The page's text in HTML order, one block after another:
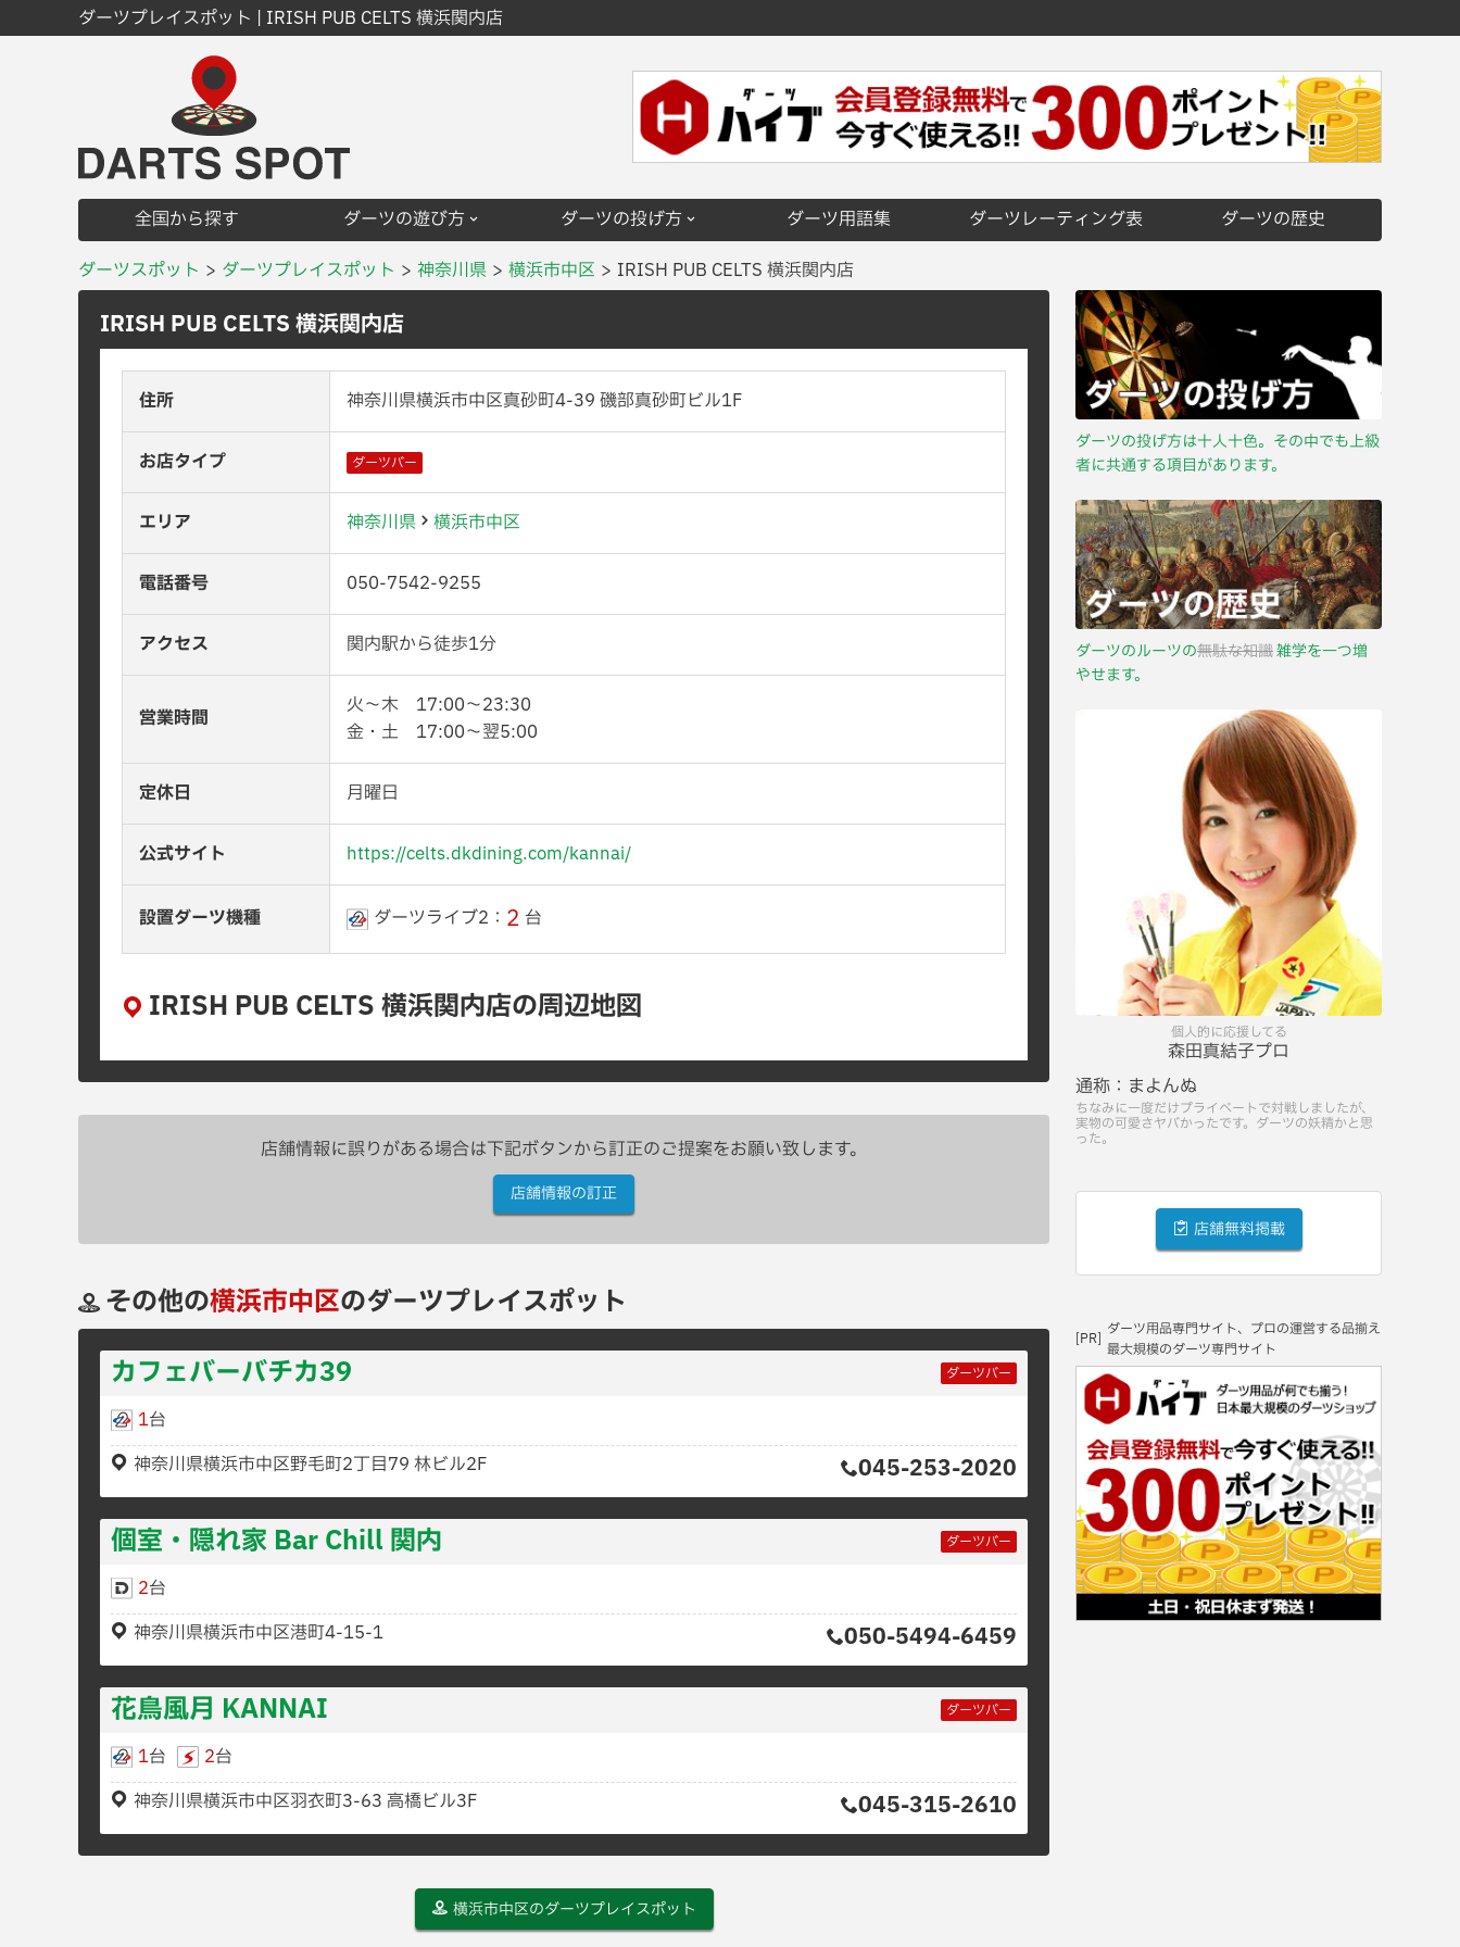
ダーツプレイスポット | IRISH PUB CELTS 横浜関内店
全国から探す ダーツの遊び方 ダーツの投げ方 ダーツ用語集 ダーツレーティング表
ダーツの歴史
ダーツスポット
ダーツプレイスポット 神奈川県 横浜市中区 IRISH PUB CELTS 横浜関内店
IRISH PUB CELTS 横浜関内店
住所 神奈川県横浜市中区真砂町4-39 磯部真砂町ビル1F
お店タイプ ダーツバー
エリア 神奈川県 横浜市中区
電話番号 050-7542-9255
アクセス 関内駅から徒歩1分
営業時間
火〜木 17:00〜23:30
金・土 17:00〜翌5:00
定休日 月曜日
公式サイト https://celts.dkdining.com/kannai/
設置ダーツ機種 ダーツライブ2： 2 台
IRISH PUB CELTS 横浜関内店の周辺地図
店舗情報に誤りがある場合は下記ボタンから訂正のご提案をお願い致します。
店舗情報の訂正
その他の横浜市中区のダーツプレイスポット
カフェバーバチカ39
ダーツバー
1台
神奈川県横浜市中区野毛町2丁目79 林ビル2F
045-253-2020
個室・隠れ家 Bar Chill 関内 ダーツバー
2台
神奈川県横浜市中区港町4-15-1
050-5494-6459
花鳥風月 KANNAI ダーツバー
1台 2台
神奈川県横浜市中区羽衣町3-63 高橋ビル3F
045-315-2610
横浜市中区のダーツプレイスポット
ダーツの投げ方は十人十色。その中でも上級
者に共通する項目があります。
ダーツのルーツの無駄な知識雑学を一つ増
やせます。
個人的に応援してる
森田真結子プロ
通称： まよんぬ
ちなみに一度だけプライベートで対戦しましたが、
実物の可愛さヤバかったです。ダーツの妖精かと思
った。
店舗無料掲載
[PR]
ダーツ用品専門サイト、プロの運営する品揃え
最大規模のダーツ専門サイト